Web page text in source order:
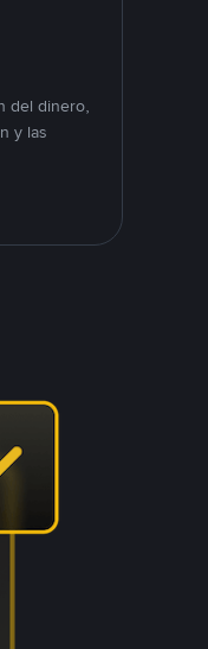
del dinero,
y las